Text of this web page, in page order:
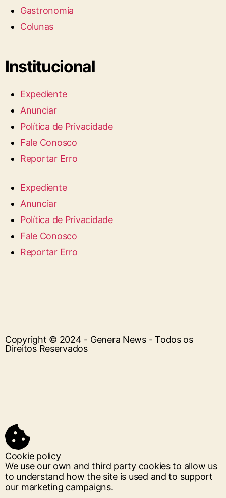
Gastronomia
Colunas
Institucional
Expediente
Anunciar
Política de Privacidade
Fale Conosco
Reportar Erro
Expediente
Anunciar
Política de Privacidade
Fale Conosco
Reportar Erro
Copyright © 2024 - Genera News - Todos os
Direitos Reservados
Cookie policy
We use our own and third party cookies to allow us
to understand how the site is used and to support
our marketing campaigns.